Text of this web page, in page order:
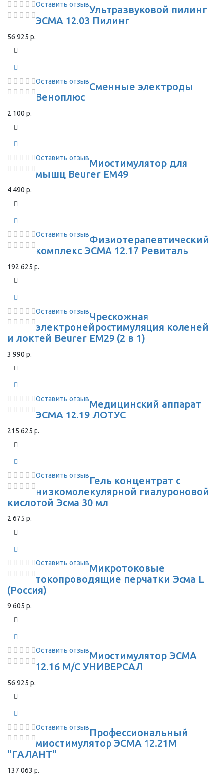
Оставить отзывУльтразвуковой пилинг
ЭСМА 12.03 Пилинг
56 925 р.
Оставить отзывСменные электроды
Веноплюс
2 100 р.
Оставить отзывМиостимулятор для
мышц Beurer EM49
4 490 р.
Оставить отзывФизиотерапевтический
комплекс ЭСМА 12.17 Ревиталь
192 625 р.
Оставить отзывЧрескожная
электронейростимуляция коленей
и локтей Beurer EM29 (2 в 1)
3 990 р.
Оставить отзывМедицинский аппарат
ЭСМА 12.19 ЛОТУС
215 625 р.
Оставить отзывГель концентрат с
низкомолекулярной гиалуроновой
кислотой Эсма 30 мл
2 675 р.
Оставить отзывМикротоковые
токопроводящие перчатки Эсма L
(Россия)
9 605 р.
Оставить отзывМиостимулятор ЭСМА
12.16 М/С УНИВЕРСАЛ
56 925 р.
Оставить отзывПрофессиональный
миостимулятор ЭСМА 12.21М
"ГАЛАНТ"
137 063 р.